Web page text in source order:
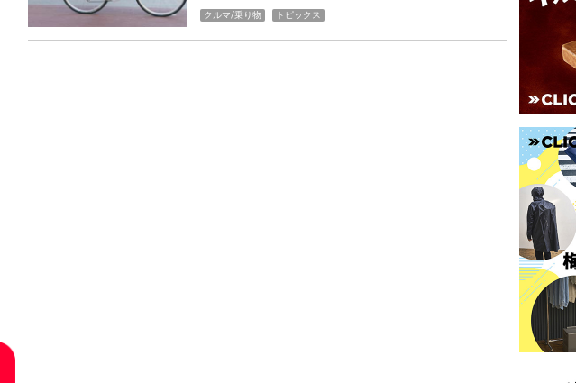
クルマ/乗り物 トピックス